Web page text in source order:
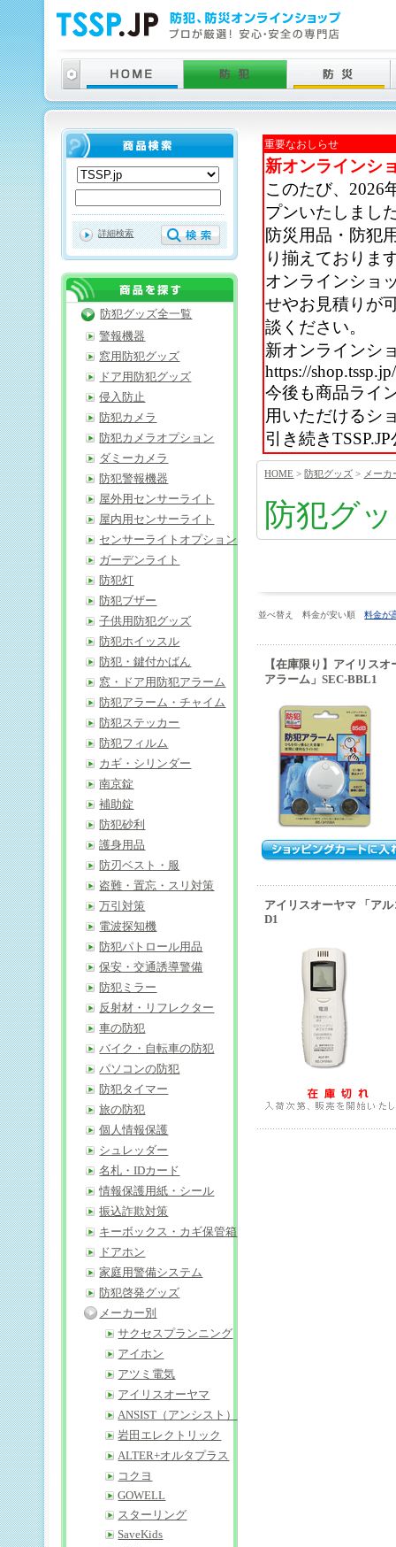
重要なおしらせ
新オンラインシ
このたび、2026
プンいたしまし
防災用品・防犯
り揃えておりま
オンラインショ
せやお見積りが
談ください。
新オンラインシ
https://shop.tssp.jp/
今後も商品ライ
用いただけるシ
引き続き
HOME >防犯グッズ > メーカ
防犯グ
並べ替え 料金が安い順料金が
【在庫限り】アイリス
アラーム」SEC-BBL1
アイリスオーヤマ 「ア
D1
詳細検索
防犯グッズ全一覧
警報機器
窓用防犯グッズ
ドア用防犯グッズ
侵入防止
防犯カメラ
防犯カメラオプション
ダミーカメラ
防犯警報機器
屋外用センサーライト
屋内用センサーライト
センサーライトオプション
ガーデンライト
防犯灯
防犯ブザー
子供用防犯グッズ
防犯ホイッスル
防犯・鍵付かばん
窓・ドア用防犯アラーム
防犯アラーム・チャイム
防犯ステッカー
防犯フィルム
カギ・シリンダー
南京錠
補助錠
防犯砂利
護身用品
防刃ベスト・服
盗難・置忘・スリ対策
万引対策
電波探知機
防犯パトロール用品
保安・交通誘導警備
防犯ミラー
反射材・リフレクター
車の防犯
バイク・自転車の防犯
パソコンの防犯
防犯タイマー
旅の防犯
個人情報保護
シュレッダー
名札・IDカード
情報保護用紙・シール
振込詐欺対策
キーボックス・カギ保管箱
ドアホン
家庭用警備システム
防犯啓発グッズ
メーカー別
サクセスプランニング
アイホン
アツミ電気
アイリスオーヤマ
ANSIST（アンシスト）
岩田エレクトリック
ALTER+オルタプラス
コクヨ
GOWELL
スターリング
SaveKids